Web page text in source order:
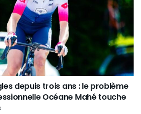
depuis trois ans : le problème
Océane Mahé touche